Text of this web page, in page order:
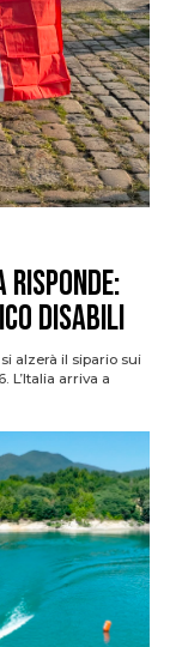
risponde:
Disabili
alzerà il sipario sui
L’Italia arriva a